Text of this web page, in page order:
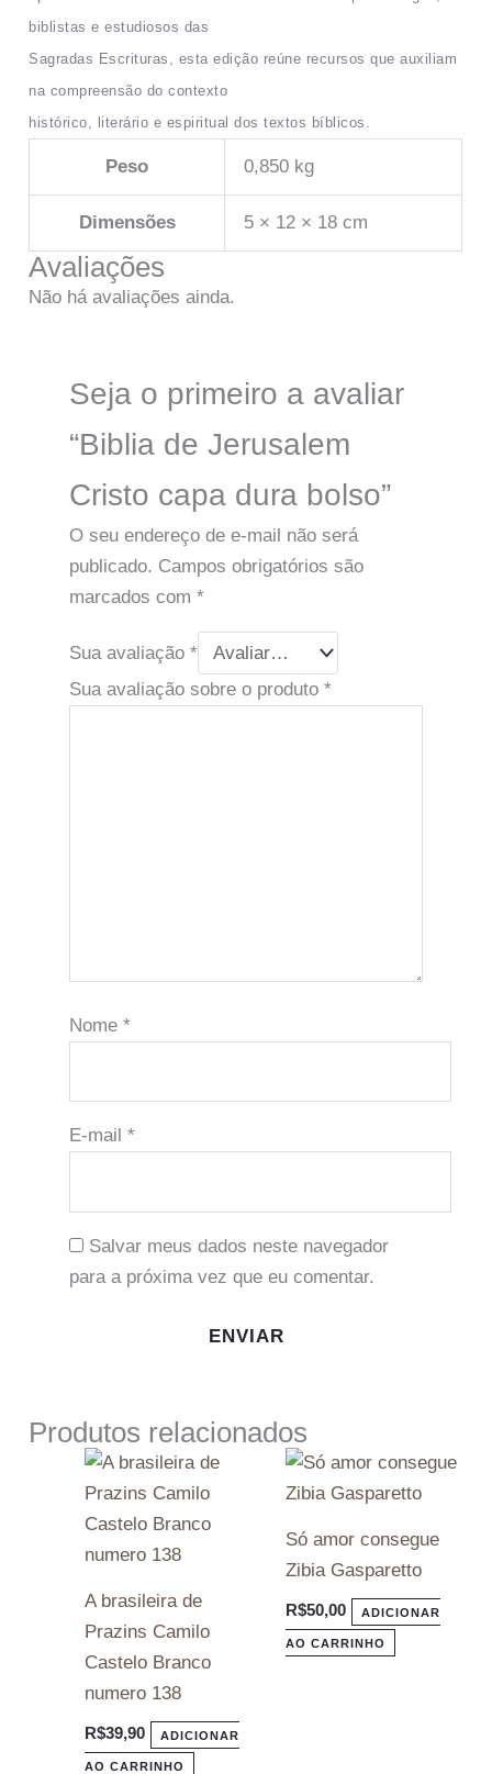
biblistas e estudiosos das
Sagradas Escrituras, esta edição reúne recursos que auxiliam
na compreensão do contexto
histórico, literário e espiritual dos textos bíblicos.
Peso 0,850 kg
Dimensões 5 × 12 × 18 cm
Avaliações
Não há avaliações ainda.
Seja o primeiro a avaliar
“Biblia de Jerusalem
Cristo capa dura bolso”
O seu endereço de e-mail não será
publicado. Campos obrigatórios são
marcados com *
Sua avaliação *
Sua avaliação sobre o produto *
Nome *
E-mail *
Salvar meus dados neste navegador
para a próxima vez que eu comentar.
Produtos relacionados
A brasileira de
Prazins Camilo
Castelo Branco
numero 138
R$39,90 ADICIONAR
AO CARRINHO
Só amor consegue
Zibia Gasparetto
R$50,00 ADICIONAR
AO CARRINHO